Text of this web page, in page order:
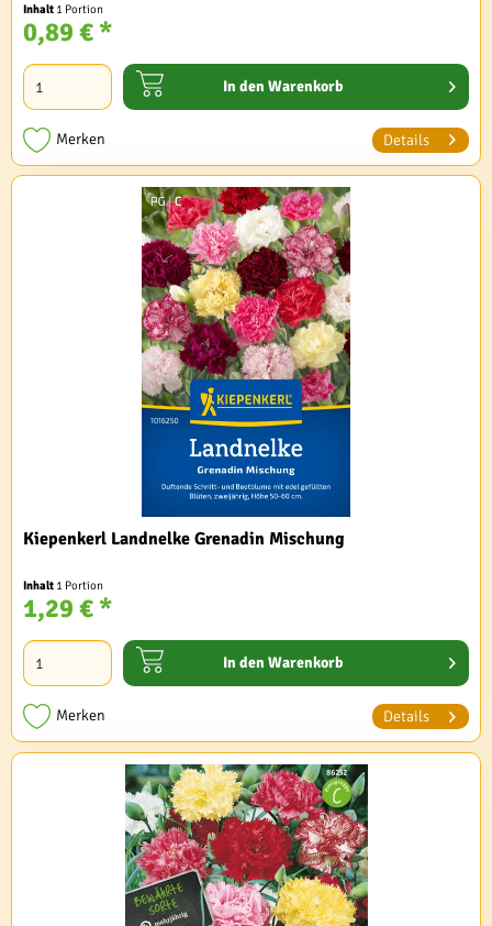
Inhalt 1 Portion
0,89 € *
In den Warenkorb
Merken Details
Kiepenkerl Landnelke Grenadin Mischung
Inhalt 1 Portion
1,29 € *
In den Warenkorb
Merken Details